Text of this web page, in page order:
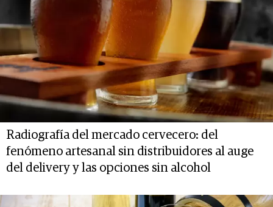
Radiografía del mercado cervecero: del
fenómeno artesanal sin distribuidores al auge
del delivery y las opciones sin alcohol